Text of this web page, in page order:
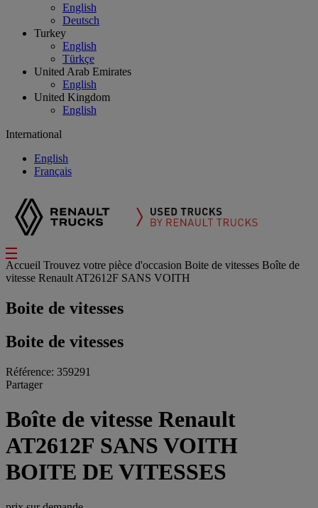
English
Deutsch
Turkey
English
Türkçe
United Arab Emirates
English
United Kingdom
English
International
English
Français
Accueil Trouvez votre pièce d'occasion Boite de vitesses Boîte de
vitesse Renault AT2612F SANS VOITH
Boite de vitesses
Boite de vitesses
Référence: 359291
Partager
Boîte de vitesse Renault
AT2612F SANS VOITH
BOITE DE VITESSES